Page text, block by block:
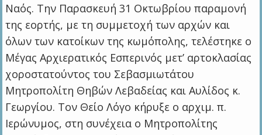
Ναός. Την Παρασκευή 31 Οκτωβρίου παραμονή
της εορτής, με τη συμμετοχή των αρχών και
όλων των κατοίκων της κωμόπολης, τελέστηκε ο
Μέγας Αρχιερατικός Εσπερινός μετ’ αρτοκλασίας
χοροστατούντος του Σεβασμιωτάτου
Μητροπολίτη Θηβών Λεβαδείας και Αυλίδος κ.
Γεωργίου. Τον Θείο Λόγο κήρυξε ο αρχιμ. π.
Ιερώνυμος, στη συνέχεια ο Μητροπολίτης